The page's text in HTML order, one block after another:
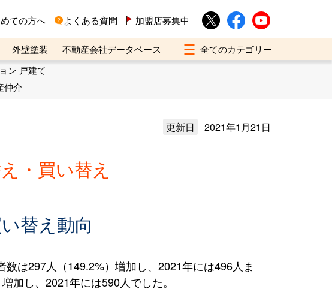
ての方へ よくある質問 加盟店募集中
外壁塗装
不動産会社データベース
談デスク
ン 戸建て
仲介
更新日 2021年1月21日
・買い替え
替え動向
は297人（149.2%）増加し、2021年には496人ま
加し、2021年には590人でした。